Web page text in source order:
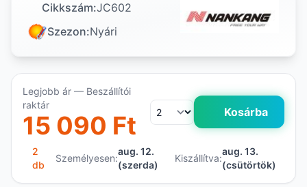
Cikkszám:JC602
Szezon:Nyári
Legjobb ár — Beszállítói
raktár
15 090 Ft Kosárba
2
db
Személyesen:
aug. 12.
(szerda)
Kiszállítva:
aug. 13.
(csütörtök)